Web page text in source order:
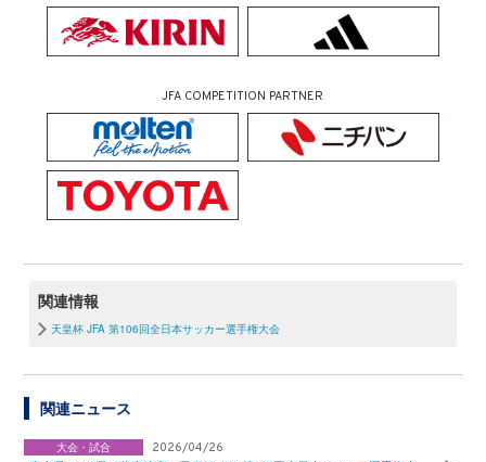
JFA COMPETITION PARTNER
関連情報
天皇杯 JFA 第106回全日本サッカー選手権大会
関連ニュース
大会・試合 2026/04/26